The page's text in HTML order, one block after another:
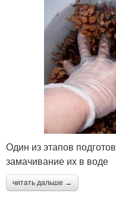
Один из этапов
замачивание их в воде
читать дальше →